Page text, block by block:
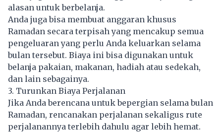
alasan untuk berbelanja.
Anda juga bisa membuat anggaran khusus
Ramadan secara terpisah yang mencakup semua
pengeluaran yang perlu Anda keluarkan selama
bulan tersebut. Biaya ini bisa digunakan untuk
belanja pakaian, makanan, hadiah atau sedekah,
dan lain sebagainya.
3. Turunkan Biaya Perjalanan
Jika Anda berencana untuk bepergian selama bulan
Ramadan, rencanakan perjalanan sekaligus rute
perjalanannya terlebih dahulu agar lebih hemat.